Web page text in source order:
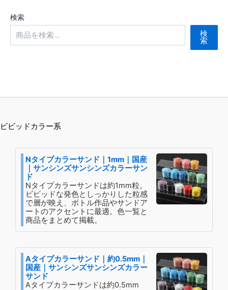
検索
検
索
リ
が
す。
オ
プ
シ
ョ
ン
は
商
品
ペ
ー
ジ
ビビッドカラー系
Nタイプカラーサンド｜1mm｜国産
｜サンシンズサンシンズカラーサン
ド
Nタイプカラーサンドは約1mm粒。
ビビッドな発色としっかりした粒感
で層が映え、ボトル作品やサンドア
ートのアクセントに最適。色一覧と
商品をまとめて掲載。
Aタイプカラーサンド｜約0.5mm｜
国産｜サンシンズサンシンズカラー
サンド
Aタイプカラーサンドは約0.5mm